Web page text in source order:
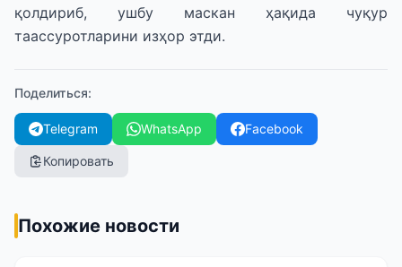
қолдириб, ушбу маскан ҳақида чуқур
таассуротларини изҳор этди.
Поделиться:
Telegram WhatsApp Facebook
Копировать
Похожие новости